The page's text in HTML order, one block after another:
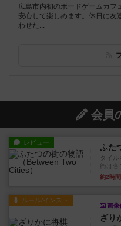
広島市内初のボードゲームカフ
安心して楽しめます。休日に友
わせた...
会員
レビュー ふた
タイ
街は各
約2時
ルール/インスト
画像
ざり